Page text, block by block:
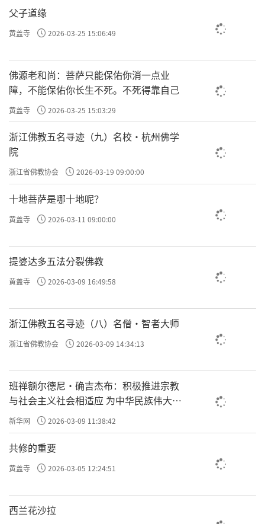
父子道缘
黄盖寺 2026-03-25 15:06:49
佛源老和尚：菩萨只能保佑你消一点业
障，不能保佑你长生不死。不死得靠自己
黄盖寺 2026-03-25 15:03:29
浙江佛教五名寻迹（九）名校·杭州佛学
院
浙江省佛教协会 2026-03-19 09:00:00
十地菩萨是哪十地呢？
黄盖寺 2026-03-11 09:00:00
提婆达多五法分裂佛教
黄盖寺 2026-03-09 16:49:58
浙江佛教五名寻迹（八）名僧·智者大师
浙江省佛教协会 2026-03-09 14:34:13
班禅额尔德尼·确吉杰布：积极推进宗教
与社会主义社会相适应 为中华民族伟大复
兴贡献力量
新华网 2026-03-09 11:38:42
共修的重要
黄盖寺 2026-03-05 12:24:51
西兰花沙拉